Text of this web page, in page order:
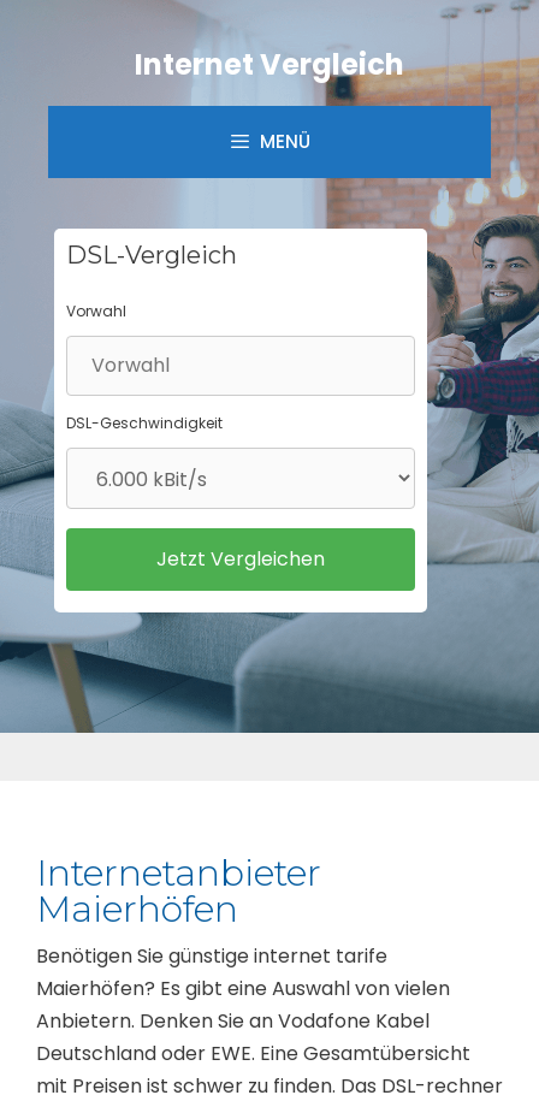
Internet Vergleich
MENÜ
DSL-Vergleich
Vorwahl
DSL-Geschwindigkeit
Internetanbieter
Maierhöfen
Benötigen Sie günstige internet tarife
Maierhöfen? Es gibt eine Auswahl von vielen
Anbietern. Denken Sie an Vodafone Kabel
Deutschland oder EWE. Eine Gesamtübersicht
mit Preisen ist schwer zu finden. Das DSL-rechner